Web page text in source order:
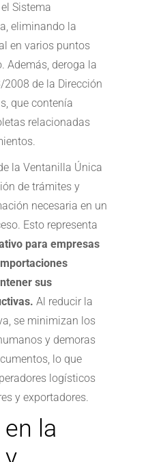
Sistema
eliminando la
en varios puntos
Además, deroga la
2008 de la Dirección
que contenía
relacionadas
la Ventanilla Única
de trámites y
necesaria en un
Esto representa
para empresas
sus
Al reducir la
se minimizan los
y demoras
lo que
logísticos
y exportadores.
la